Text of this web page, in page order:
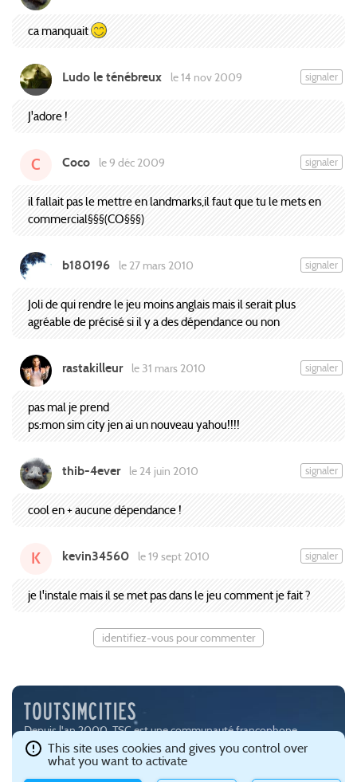
ca manquait
Ludo le ténébreux le 14 nov 2009 signaler
J'adore !
C Coco le 9 déc 2009 signaler
il fallait pas le mettre en landmarks,il faut que tu le mets en
commercial§§§(CO§§§)
b180196 le 27 mars 2010 signaler
Joli de qui rendre le jeu moins anglais mais il serait plus
agréable de précisé si il y a des dépendance ou non
rastakilleur le 31 mars 2010 signaler
pas mal je prend
ps:mon sim city jen ai un nouveau yahou!!!!
thib-4ever le 24 juin 2010 signaler
cool en + aucune dépendance !
K kevin34560 le 19 sept 2010 signaler
je l'instale mais il se met pas dans le jeu comment je fait ?
identifiez-vous pour commenter
Depuis l'an 2000, TSC est une communauté francophone
passionnée par les jeux de simulation urbaine, notamment
SimCity (EA) et Cities:Skylines (Paradox Interactive
Ce site est hébergé avec brio parGandi.Confidentialité et gestion
This site uses cookies and gives you control over
what you want to activate